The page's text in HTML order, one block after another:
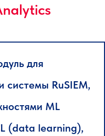
для
системы RuSIEM,
ML
(data learning),